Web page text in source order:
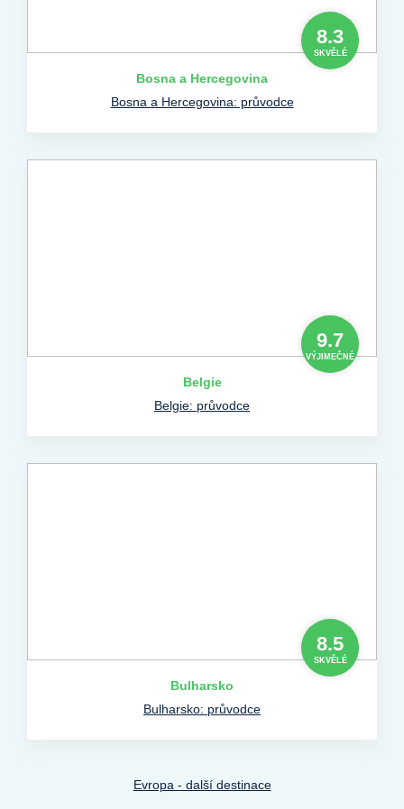
8.3
SKVĚLÉ
Bosna a Hercegovina
Bosna a Hercegovina: průvodce
9.7
VÝJIMEČNÉ
Belgie
Belgie: průvodce
8.5
SKVĚLÉ
Bulharsko
Bulharsko: průvodce
Evropa - další destinace